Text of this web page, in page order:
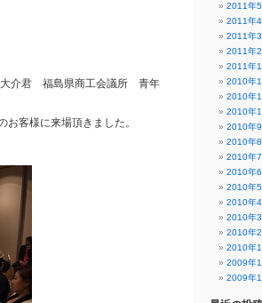
大介君 福島県商工会議所 青年
客様に来場頂きました。
2011年5
2011年4
2011年3
2011年2
2011年1
2010年
2010年
2010年
2010年9
2010年8
2010年7
2010年6
2010年5
2010年4
2010年3
2010年2
2010年1
2009年
2009年